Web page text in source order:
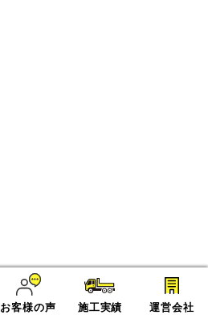
お客様の声 施工実績 運営会社